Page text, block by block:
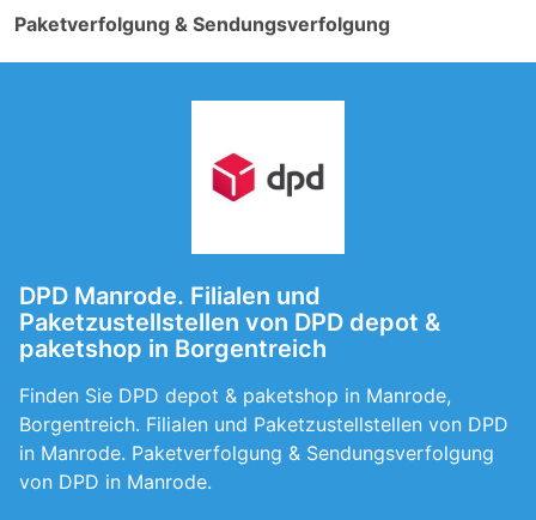
Paketverfolgung & Sendungsverfolgung
DPD Manrode. Filialen und
Paketzustellstellen von DPD depot &
paketshop in Borgentreich
Finden Sie DPD depot & paketshop in Manrode,
Borgentreich. Filialen und Paketzustellstellen von DPD
in Manrode. Paketverfolgung & Sendungsverfolgung
von DPD in Manrode.